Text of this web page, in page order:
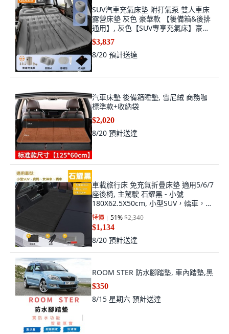
SUV汽車充氣床墊 附打氣泵 雙人車床
露營床墊 灰色 豪華款 【後備箱&後排
通用】, 灰色【SUV專享充氣床】豪華
款,【後備箱&後排通用】車型通用版
$3,837
8/20 預計送達
汽車床墊 後備箱睡墊, 雪尼絨 商務咖
標準款+收納袋
$2,020
8/20 預計送達
車載旅行床 免充氣折疊床墊 適用5/6/7
座後椅, 主駕駛 石耀黑 - 小號
180X62.5X50cm, 小型SUV，轎車，寶
媽車，女神車
特價 51%$2,340
$1,134
8/20 預計送達
ROOM STER 防水腳踏墊, 車內踏墊,黑
$350
8/15 星期六 預計送達